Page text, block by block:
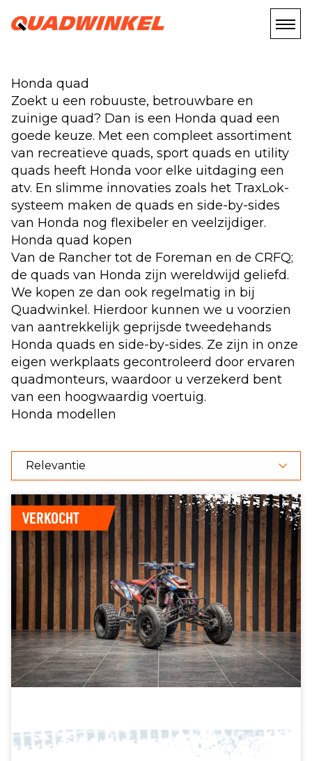
Honda quad
Zoekt u een robuuste, betrouwbare en
zuinige quad? Dan is een Honda quad een
goede keuze. Met een compleet assortiment
van recreatieve quads, sport quads en utility
quads heeft Honda voor elke uitdaging een
atv. En slimme innovaties zoals het TraxLok-
systeem maken de quads en side-by-sides
van Honda nog flexibeler en veelzijdiger.
Honda quad kopen
Van de Rancher tot de Foreman en de CRFQ;
de quads van Honda zijn wereldwijd geliefd.
We kopen ze dan ook regelmatig in bij
Quadwinkel. Hierdoor kunnen we u voorzien
van aantrekkelijk geprijsde tweedehands
Honda quads en side-by-sides. Ze zijn in onze
eigen werkplaats gecontroleerd door ervaren
quadmonteurs, waardoor u verzekerd bent
van een hoogwaardig voertuig.
Honda modellen
VERKOCHT